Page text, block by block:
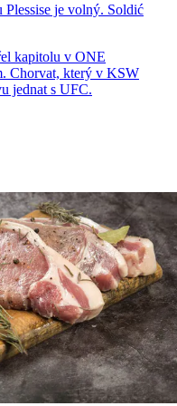
je volný. Soldić
kapitolu v ONE
Chorvat, který v KSW
jednat s UFC.